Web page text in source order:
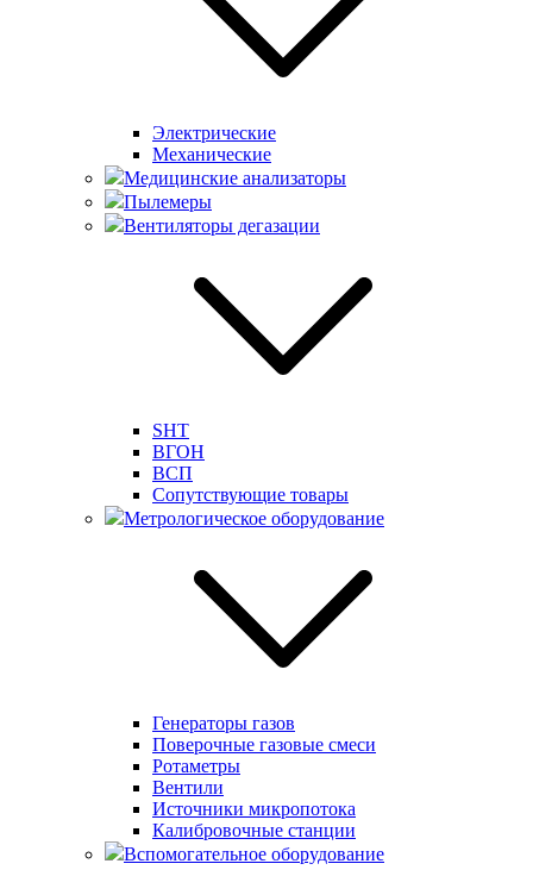
Электрические
Механические
Медицинские анализаторы
Пылемеры
Вентиляторы дегазации
SHT
ВГОН
ВСП
Сопутствующие товары
Метрологическое оборудование
Генераторы газов
Поверочные газовые смеси
Ротаметры
Вентили
Источники микропотока
Калибровочные станции
Вспомогательное оборудование